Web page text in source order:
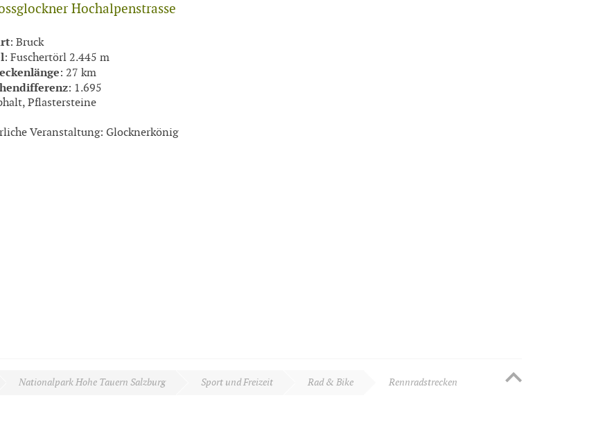
Hochalpenstrasse
: Bruck
: Fuschertörl 2.445 m
: 27 km
: 1.695
Pflastersteine
Veranstaltung: Glocknerkönig
Nationalpark Hohe Tauern Salzburg Sport und Freizeit Rad & Bike Rennradstrecken